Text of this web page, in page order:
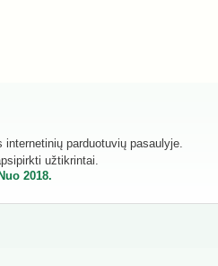
parduotuvių pasaulyje.
užtikrintai.
2018.